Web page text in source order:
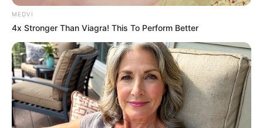
เพราะว่างานต้องละเอียดและรอบคอบก่อนการส่งมอบต่อ
ดวงการเงินอาจจะต้องมีการเสียเงินไปกับการดูแลรักษา
พยาบาล เกี่ยวกับการเจ็บป่วยของตนเองหรือว่าคนในบ้าน
ดวงความรักคนโสด ให้ระวังเข้าไปยุ่งกับคนที่มีเจ้าของ
แล้วจนเกิดเรื่อง คนมีคู่ ให้ระวังการมีปัญหาจนทำให้เกิด
รอยร้าวในใจได้
MEDVI
4x Stronger Than Viagra! This To Perform Better